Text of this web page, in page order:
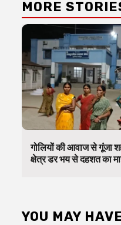
MORE
गोलियों की आवाज से गूंजा
क्षेत्र डर भय से दहशत का
YOU MAY